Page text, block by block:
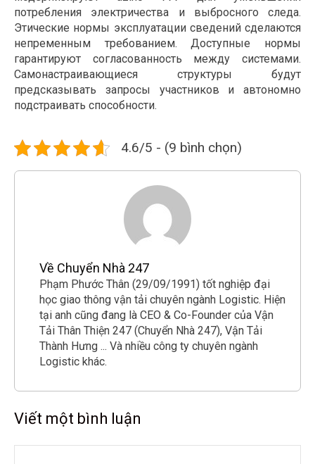
потребления электричества и выбросного следа.
Этические нормы эксплуатации сведений сделаются
непременным требованием. Доступные нормы
гарантируют согласованность между системами.
Самонастраивающиеся структуры будут
предсказывать запросы участников и автономно
подстраивать способности.
4.6/5 - (9 bình chọn)
Về Chuyển Nhà 247
Phạm Phước Thân (29/09/1991) tốt nghiệp đại
học giao thông vận tải chuyên ngành Logistic. Hiện
tại anh cũng đang là CEO & Co-Founder của Vận
Tải Thân Thiện 247 (Chuyển Nhà 247), Vận Tải
Thành Hưng ... Và nhiều công ty chuyên ngành
Logistic khác.
Viết một bình luận